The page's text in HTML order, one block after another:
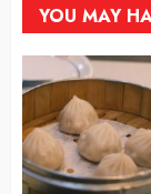
YOU MAY